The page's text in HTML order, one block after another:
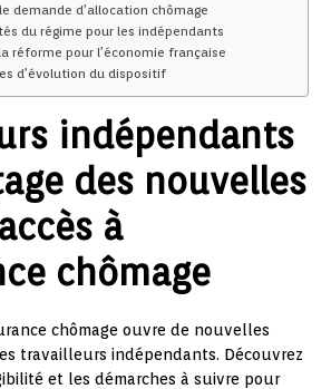
demande d’allocation chômage
du régime pour les indépendants
réforme pour l’économie française
d’évolution du dispositif
indépendants
des nouvelles
à
chômage
chômage ouvre de nouvelles
travailleurs indépendants. Découvrez
et les démarches à suivre pour